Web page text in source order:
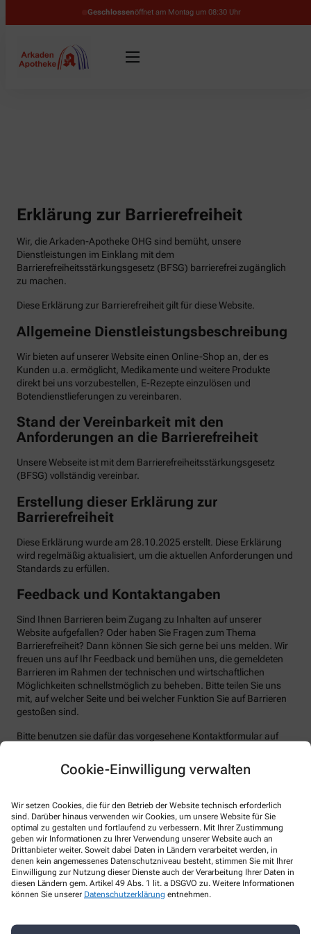
Cookie-Einwilligung verwalten
Wir setzen Cookies, die für den Betrieb der Website technisch erforderlich
sind. Darüber hinaus verwenden wir Cookies, um unsere Website für Sie
optimal zu gestalten und fortlaufend zu verbessern. Mit Ihrer Zustimmung
geben wir Informationen zu Ihrer Verwendung unserer Website auch an
Drittanbieter weiter. Soweit dabei Daten in Ländern verarbeitet werden, in
denen kein angemessenes Datenschutzniveau besteht, stimmen Sie mit Ihrer
Einwilligung zur Nutzung dieser Dienste auch der Verarbeitung Ihrer Daten in
diesen Ländern gem. Artikel 49 Abs. 1 lit. a DSGVO zu. Weitere Informationen
können Sie unserer Datenschutzerklärung entnehmen.
Geschlossenöffnet am Montag um 08:30 Uhr
Erklärung zur Barrierefreiheit
Wir, die Arkaden-Apotheke OHG sind bemüht, unsere
Dienstleistungen im Einklang mit dem
Barrierefreiheitsstärkungsgesetz (BFSG) barrierefrei zugänglich
zu machen.
Diese Erklärung zur Barrierefreiheit gilt für diese Website.
Allgemeine Dienstleistungsbeschreibung
Wir bieten auf unserer Website einen Online-Shop an, der es
Kunden u.a. ermöglicht, Medikamente und weitere Produkte
direkt bei uns vorzubestellen, E-Rezepte einzulösen und
Botendienstlieferungen zu vereinbaren.
Stand der Vereinbarkeit mit den
Anforderungen an die Barrierefreiheit
Unsere Webseite ist mit dem Barrierefreiheitsstärkungsgesetz
(BFSG) vollständig vereinbar.
Erstellung dieser Erklärung zur
Barrierefreiheit
Diese Erklärung wurde am 28.10.2025 erstellt. Diese Erklärung
wird regelmäßig aktualisiert, um die aktuellen Anforderungen und
Standards zu erfüllen.
Feedback und Kontaktangaben
Sind Ihnen Barrieren beim Zugang zu Inhalten auf unserer
Website aufgefallen? Oder haben Sie Fragen zum Thema
Barrierefreiheit? Dann können Sie sich gerne bei uns melden. Wir
freuen uns auf Ihr Feedback und bemühen uns, die gemeldeten
Barrieren im Rahmen der technischen und wirtschaftlichen
Möglichkeiten schnellstmöglich zu beheben. Bitte teilen Sie uns
mit, auf welcher Seite und bei welcher Funktion Sie auf Barrieren
gestoßen sind.
Bitte benutzen sie dafür das vorgesehene Kontaktformular auf
von Ihnen gefundenen Barrieren melden:
Telefon: +49-8631/1857757
Telefax: +49-8631/1 85 77 58
Postanschrift: Stadtplatz 49 84453 Mühldorf a.Inn
Durchsetzungsverfahren und
Marktüberwachungsbehörde
keine zufriedenstellenden Antworten erhalten, können Sie sich an